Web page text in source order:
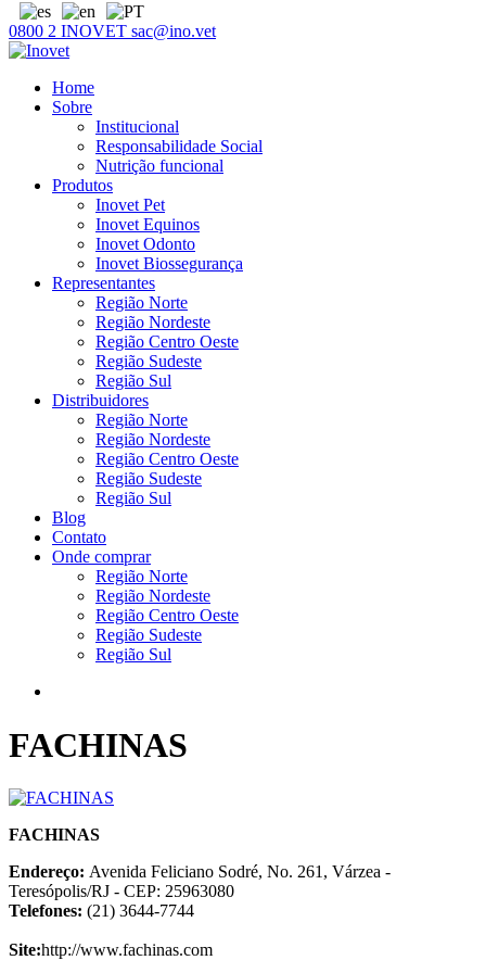
0800 2 INOVET sac@ino.vet
Home
Sobre
Institucional
Responsabilidade Social
Nutrição funcional
Produtos
Inovet Pet
Inovet Equinos
Inovet Odonto
Inovet Biossegurança
Representantes
Região Norte
Região Nordeste
Região Centro Oeste
Região Sudeste
Região Sul
Distribuidores
Região Norte
Região Nordeste
Região Centro Oeste
Região Sudeste
Região Sul
Blog
Contato
Onde comprar
Região Norte
Região Nordeste
Região Centro Oeste
Região Sudeste
Região Sul
FACHINAS
FACHINAS
Endereço: Avenida Feliciano Sodré, No. 261, Várzea -
Teresópolis/RJ - CEP: 25963080
Telefones: (21) 3644-7744
Site:http://www.fachinas.com